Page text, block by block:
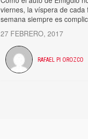
viernes, la víspera de cada
semana siempre es
27 FEBRERO, 2017
RAFAEL PI OROZCO